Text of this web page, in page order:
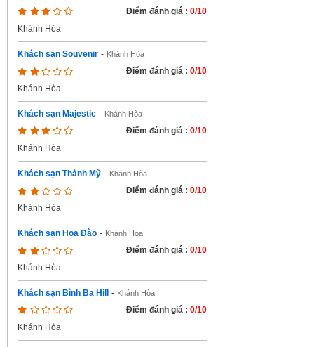
Điểm đánh giá : 0/10
Khánh Hòa
Khách sạn Souvenir - Khánh Hòa
Điểm đánh giá : 0/10
Khánh Hòa
Khách sạn Majestic - Khánh Hòa
Điểm đánh giá : 0/10
Khánh Hòa
Khách sạn Thành Mỹ - Khánh Hòa
Điểm đánh giá : 0/10
Khánh Hòa
Khách sạn Hoa Đào - Khánh Hòa
Điểm đánh giá : 0/10
Khánh Hòa
Khách sạn Bình Ba Hill - Khánh Hòa
Điểm đánh giá : 0/10
Khánh Hòa